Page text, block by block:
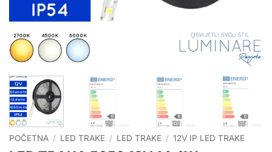
POČETNA / LED TRAKE / LED TRAKE / 12V IP LED TRAKE